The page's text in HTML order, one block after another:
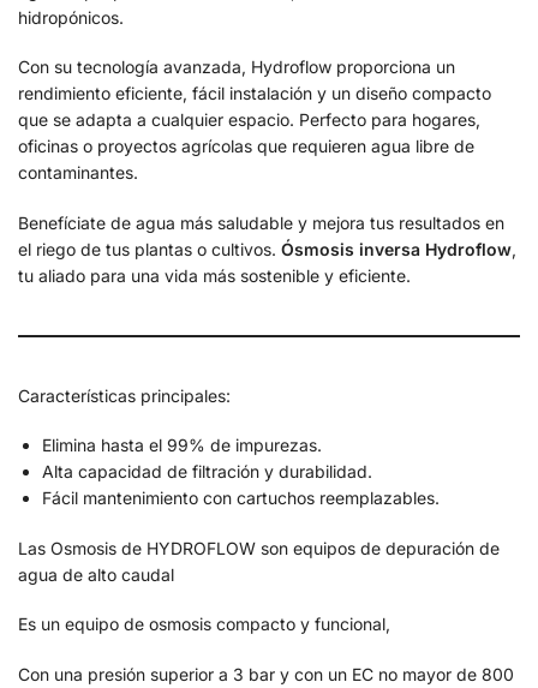
hidropónicos.
Con su tecnología avanzada, Hydroflow proporciona un
rendimiento eficiente, fácil instalación y un diseño compacto
que se adapta a cualquier espacio. Perfecto para hogares,
oficinas o proyectos agrícolas que requieren agua libre de
contaminantes.
Benefíciate de agua más saludable y mejora tus resultados en
el riego de tus plantas o cultivos. Ósmosis inversa Hydroflow,
tu aliado para una vida más sostenible y eficiente.
Características principales:
Elimina hasta el 99% de impurezas.
Alta capacidad de filtración y durabilidad.
Fácil mantenimiento con cartuchos reemplazables.
Las Osmosis de HYDROFLOW son equipos de depuración de
agua de alto caudal
Es un equipo de osmosis compacto y funcional,
Con una presión superior a 3 bar y con un EC no mayor de 800